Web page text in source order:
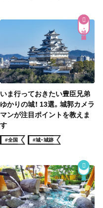
城・城跡
いま行っておきたい豊臣兄弟
ゆかりの城！ 13選。城郭カメラ
マンが注目ポイントを教えま
す
#全国 #城・城跡